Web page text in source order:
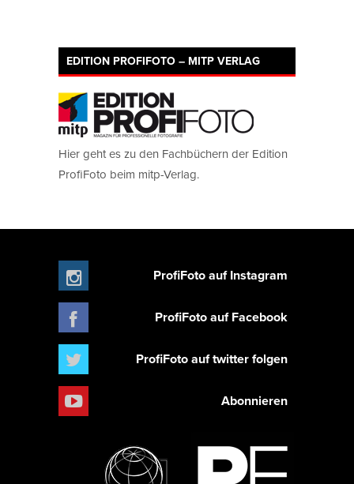
EDITION PROFIFOTO – MITP VERLAG
Hier geht es zu den Fachbüchern der Edition
ProfiFoto beim mitp-Verlag.
ProfiFoto auf Instagram
ProfiFoto auf Facebook
ProfiFoto auf twitter folgen
Abonnieren